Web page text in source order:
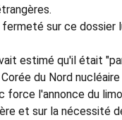
sur ce
estimé qu'il était
du Nord
force l'annonce du
et sur la nécessité